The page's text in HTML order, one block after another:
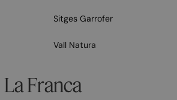
Sitges Garrofer
Vall Natura
La Franca